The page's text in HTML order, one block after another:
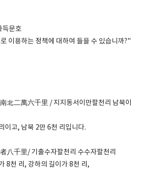
득문호
이용하는 정책에 대하여 들을 수 있습니까?"
北二萬六千里 / 지지동서이만팔천리 남북이
이고, 남북 2만 6천 리입니다.
八千里/ 기출수자팔천리 수수자팔천리
8천 리, 강하의 길이가 8천 리,